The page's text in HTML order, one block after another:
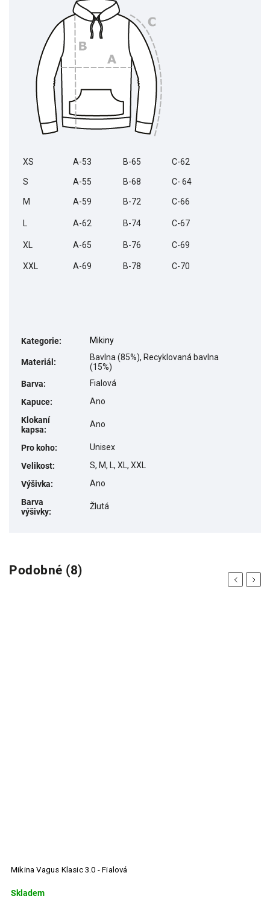
XS A-53 B-65 C-62
S A-55 B-68 C- 64
M A-59 B-72 C-66
L A-62 B-74 C-67
XL A-65 B-76 C-69
XXL A-69 B-78 C-70
Kategorie: Mikiny
Materiál :
Bavlna (85%), Recyklovaná bavlna
(15%)
Barva:
Fialová
Kapuce:
Ano
Klokaní
kapsa:
Ano
Pro koho:
Unisex
Velikost:
S, M, L, XL, XXL
Výšivka:
Ano
Barva
výšivky:
Žlutá
Podobné (8)
Previous
Mikina Vagus Klasic 3.0 - Fialová
Skladem
Next